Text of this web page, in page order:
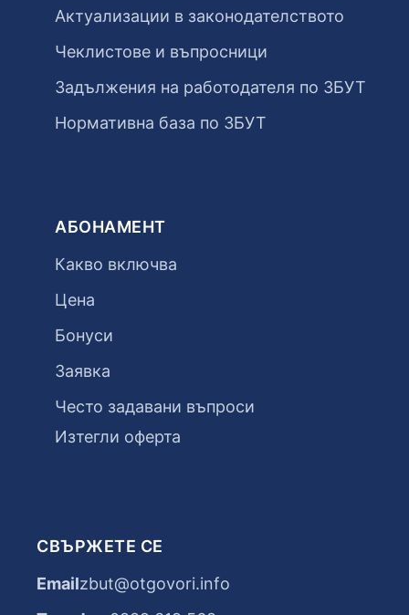
Актуализации в законодателството
Чеклистове и въпросници
Задължения на работодателя по ЗБУТ
Нормативна база по ЗБУТ
АБОНАМЕНТ
Какво включва
Цена
Бонуси
Заявка
Често задавани въпроси
Изтегли оферта
СВЪРЖЕТЕ СЕ
Emailzbut@otgovori.info